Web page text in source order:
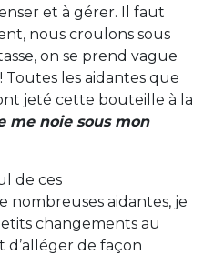
et à gérer. Il faut
nous croulons sous
on se prend vague
Toutes les aidantes que
jeté cette bouteille à la
me noie sous mon
de ces
nombreuses aidantes, je
changements au
de façon